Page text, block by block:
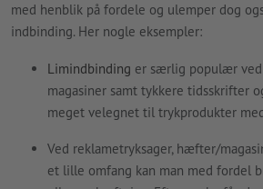
med henblik på fordele og ulemper dog
indbinding. Her nogle eksempler:
Limindbinding er særlig populær ved
magasiner samt tykkere tidsskrifter
meget velegnet til trykprodukter
Ved reklametryksager, hæfter/
et lille omfang kan man med fordel